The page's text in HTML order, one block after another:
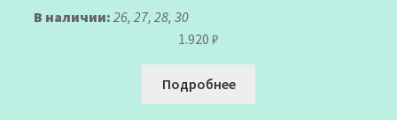
В наличии: 26, 27, 28, 30
1.920 ₽
Подробнее